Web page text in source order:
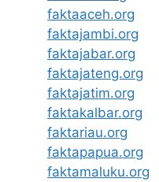
faktaaceh.org
faktajambi.org
faktajabar.org
faktajateng.org
faktajatim.org
faktakalbar.org
faktariau.org
faktapapua.org
faktamaluku.org